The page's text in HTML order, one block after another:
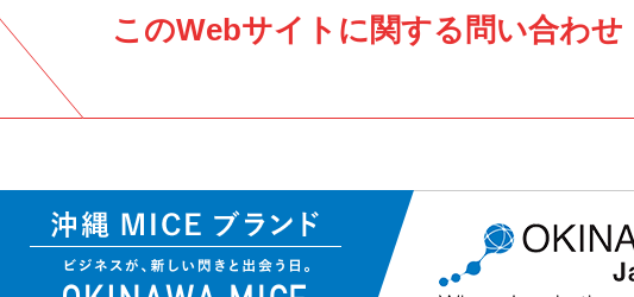
このWebサイトに関する問い合わせ